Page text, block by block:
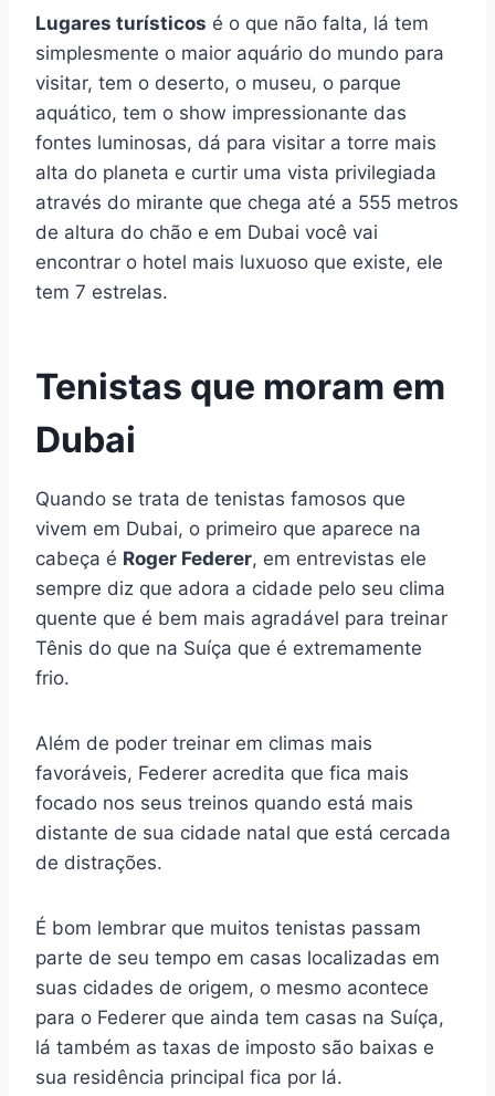
Lugares turísticos é o que não falta, lá tem
simplesmente o maior aquário do mundo para
visitar, tem o deserto, o museu, o parque
aquático, tem o show impressionante das
fontes luminosas, dá para visitar a torre mais
alta do planeta e curtir uma vista privilegiada
através do mirante que chega até a 555 metros
de altura do chão e em Dubai você vai
encontrar o hotel mais luxuoso que existe, ele
tem 7 estrelas.
Tenistas que moram em
Dubai
Quando se trata de tenistas famosos que
vivem em Dubai, o primeiro que aparece na
cabeça é Roger Federer, em entrevistas ele
sempre diz que adora a cidade pelo seu clima
quente que é bem mais agradável para treinar
Tênis do que na Suíça que é extremamente
frio.
Além de poder treinar em climas mais
favoráveis, Federer acredita que fica mais
focado nos seus treinos quando está mais
distante de sua cidade natal que está cercada
de distrações.
É bom lembrar que muitos tenistas passam
parte de seu tempo em casas localizadas em
suas cidades de origem, o mesmo acontece
para o Federer que ainda tem casas na Suíça,
lá também as taxas de imposto são baixas e
sua residência principal fica por lá.